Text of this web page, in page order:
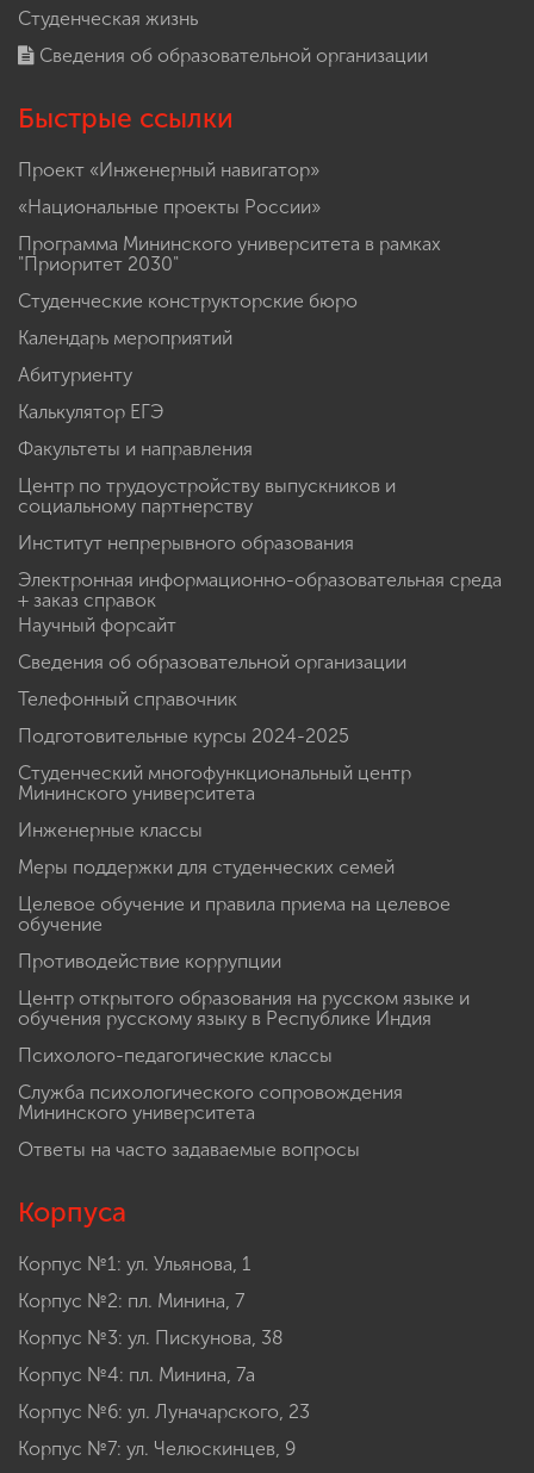
Студенческая жизнь
Сведения об образовательной организации
Быстрые ссылки
Проект «Инженерный навигатор»
«Национальные проекты России»
Программа Мининского университета в рамках
"Приоритет 2030"
Студенческие конструкторские бюро
Календарь мероприятий
Абитуриенту
Калькулятор ЕГЭ
Факультеты и направления
Центр по трудоустройству выпускников и
социальному партнерству
Институт непрерывного образования
Электронная информационно-образовательная среда
+ заказ справок
Научный форсайт
Сведения об образовательной организации
Телефонный справочник
Подготовительные курсы 2024-2025
Студенческий многофункциональный центр
Мининского университета
Инженерные классы
Меры поддержки для студенческих семей
Целевое обучение и правила приема на целевое
обучение
Противодействие коррупции
Центр открытого образования на русском языке и
обучения русскому языку в Республике Индия
Психолого-педагогические классы
Служба психологического сопровождения
Мининского университета
Ответы на часто задаваемые вопросы
Корпуса
Корпус №1: ул. Ульянова, 1
Корпус №2: пл. Минина, 7
Корпус №3: ул. Пискунова, 38
Корпус №4: пл. Минина, 7а
Корпус №6: ул. Луначарского, 23
Корпус №7: ул. Челюскинцев, 9